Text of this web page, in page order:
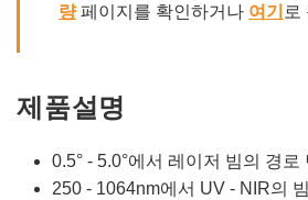
량페이지를 확인하거나 여기 로
제품설명
0.5° - 5.0°에서 레이저 빔의 경로
250 - 1064nm에서 UV - NIR의